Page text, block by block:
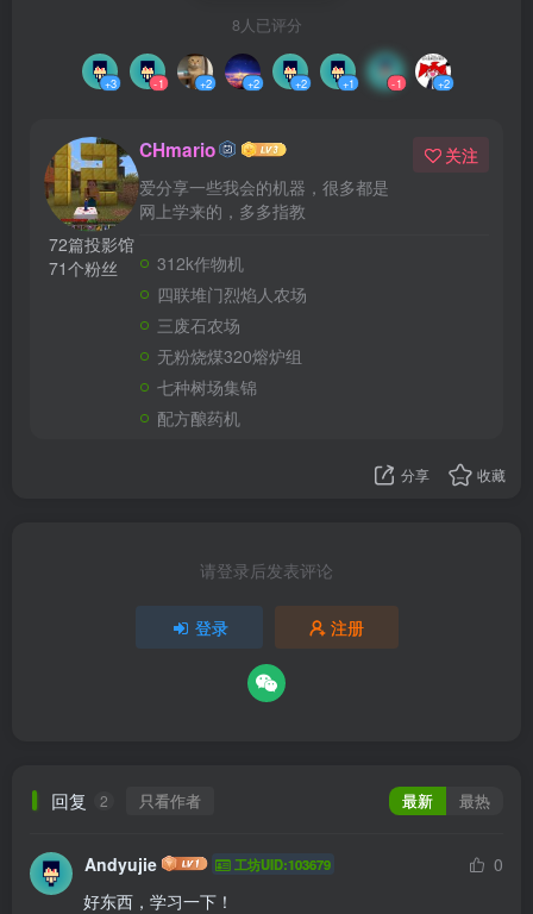
8人已评分
+3 -1 +2 +2 +2 +1 -1 +2
72篇投影馆
71个粉丝
CHmario
爱分享一些我会的机器，很多都是
网上学来的，多多指教
关注
312k作物机
四联堆门烈焰人农场
三废石农场
无粉烧煤320熔炉组
七种树场集锦
配方酿药机
分享 收藏
请登录后发表评论
登录 注册
回复 2 只看作者 最新 最热
Andyujie 工坊UID:103679
0
好东西，学习一下！